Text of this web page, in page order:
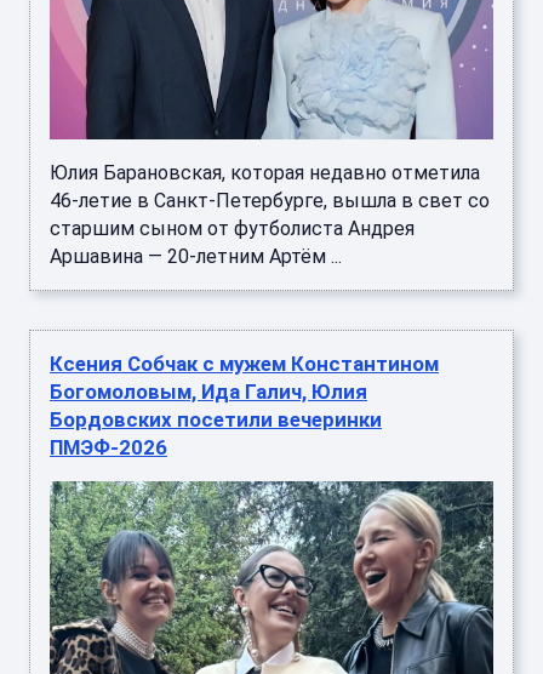
Юлия Барановская, которая недавно отметила
46-летие в Санкт-Петербурге, вышла в свет со
старшим сыном от футболиста Андрея
Аршавина — 20-летним Артём ...
Ксения Собчак с мужем Константином
Богомоловым, Ида Галич, Юлия
Бордовских посетили вечеринки
ПМЭФ-2026